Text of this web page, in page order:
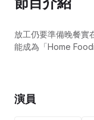
放工仍要準備晚餐實
能成為「Home
演員